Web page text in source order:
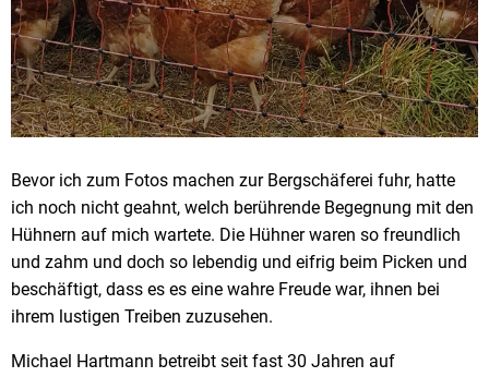
Bevor ich zum Fotos machen zur Bergschäferei fuhr, hatte
ich noch nicht geahnt, welch berührende Begegnung mit den
Hühnern auf mich wartete. Die Hühner waren so freundlich
und zahm und doch so lebendig und eifrig beim Picken und
beschäftigt, dass es es eine wahre Freude war, ihnen bei
ihrem lustigen Treiben zuzusehen.
Michael Hartmann betreibt seit fast 30 Jahren auf